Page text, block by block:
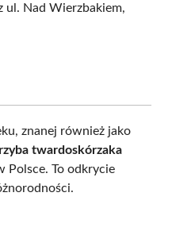
ul. Nad Wierzbakiem,
znanej również jako
twardoskórzaka
Polsce. To odkrycie